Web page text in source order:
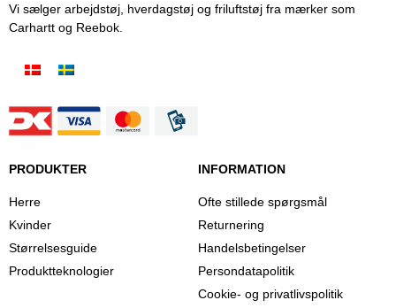
Vi sælger arbejdstøj, hverdagstøj og friluftstøj fra mærker som
Carhartt og Reebok.
PRODUKTER
Herre
Kvinder
Størrelsesguide
Produktteknologier
INFORMATION
Ofte stillede spørgsmål
Returnering
Handelsbetingelser
Persondatapolitik
Cookie- og privatlivspolitik